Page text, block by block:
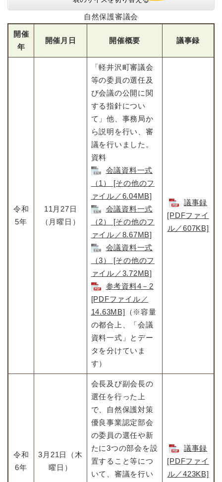
自然保護審議会
開催
年
開催月日 開催概要 議事録
令和
5年
11月27日
（月曜日）
「軽井沢町審議会
等の委員の選任及
び会議の公開に関
する指針につい
て」他、事務局か
ら説明を行い、審
議を行いました。
資料
会議資料一式
（1） [その他のフ
ァイル／6.04MB]
会議資料一式
（2） [その他のフ
ァイル／8.67MB]
会議資料一式
（3） [その他のフ
ァイル／3.72MB]
参考資料4－2
[PDFファイル／
14.63MB] （※容量
の都合上、「会議
資料一式」とデー
タを分けていま
す）
議事録
[PDFファイ
ル／607KB]
令和
6年
3月21日（木
曜日）
会長及び副会長の
選任を行った上
で、自然保護対策
優良事業認定部会
の委員の選任や新
たに3つの部会を設
置すること等につ
いて、審議を行い
議事録
[PDFファイ
ル／423KB]